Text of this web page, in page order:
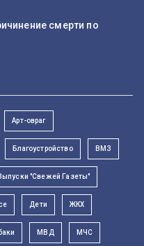
смерти по
Арт-овраг
Благоустройство ВМЗ
"Свежей Газеты"
Дети ЖКХ
МВД МЧС